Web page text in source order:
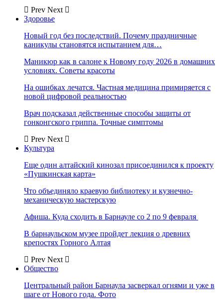
Prev Next
Здоровье
Новый год без последствий. Почему праздничные
каникулы становятся испытанием для…
Маникюр как в салоне к Новому году 2026 в домашних
условиях. Советы красоты
На ошибках лечатся. Частная медицина примиряется с
новой цифровой реальностью
Врач подсказал действенные способы защиты от
гонконгского гриппа. Точные симптомы
Prev Next
Культура
Еще один алтайский кинозал присоединился к проекту
«Пушкинская карта»
Что объединяло краевую библиотеку и кузнечно-
механическую мастерскую
Афиша. Куда сходить в Барнауле со 2 по 9 февраля
В барнаульском музее пройдет лекция о древних
крепостях Горного Алтая
Prev Next
Общество
Центральный район Барнаула засверкал огнями и уже в
шаге от Нового года. Фото